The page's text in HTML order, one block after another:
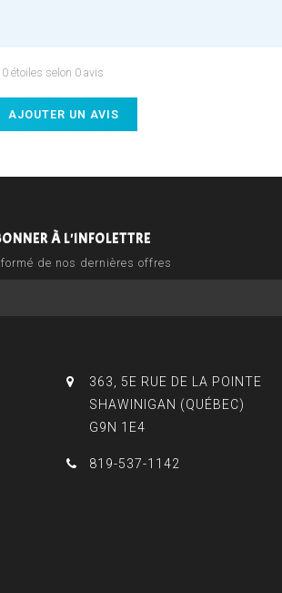
0 étoiles selon 0 avis
AJOUTER UN AVIS
À L'INFOLETTRE
de nos dernières offres
363, 5E RUE DE LA POINTE
SHAWINIGAN (QUÉBEC)
G9N 1E4
819-537-1142